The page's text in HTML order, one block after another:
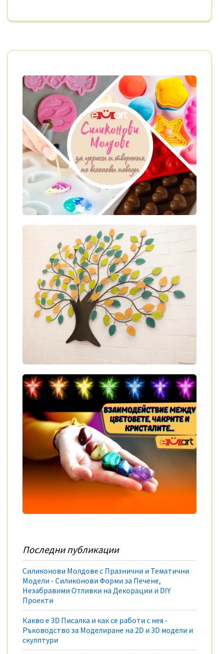
Последни публикации
Силиконови Молдове с Празнични и Тематични
Модели - Силиконови Форми за Печене,
Незабравими Отливки на Декорации и DIY
Проекти
Какво е 3D Писалка и как се работи с нея -
Ръководство за Моделиране на 2D и 3D модели и
скулптури